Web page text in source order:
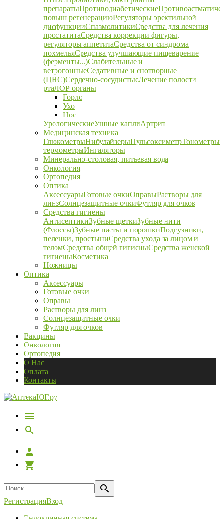
препаратыПротиводиабетические
повыш регенерациюРегуляторы эректильной
дисфункцииСпазмолитикиСредства для лечения
простатитаСредства коррекции фигуры,
регуляторы аппетитаСредства от синдрома
похмельяСредства улучшающие пищеварение
(ферменты...)Слабительные и
ветрогонныеСедативные и снотворные
(ЦНС)Сердечно-сосудистыеЛечение полости
ртаЛОР органы
Горло
Ухо
Нос
УрологическиеУшные каплиАртрит
Медицинская техника
ГлюкометрыНибулайзерыПульсоксиметрТонометры
термометрыИнгаляторы
Минерально-столовая, питьевая вода
Онкология
Ортопедия
Оптика
АксессуарыГотовые очкиОправыРастворы для
линзСолнцезащитные очкиФутляр для очков
Средства гигиены
АнтисептикиЗубные щеткиЗубные нити
(Флоссы)Зубные пасты и порошкиПодгузники,
пеленки, простыниСредства ухода за лицом и
теломСредства общей гигиеныСредства женской
гигиеныКосметика
Ножницы
Оптика
Аксессуары
Готовые очки
Оправы
Растворы для линз
Солнцезащитные очки
Футляр для очков
Вакцины
Онкология
Ортопедия
О Нас
Оплата
Контакты
РегистрацияВход